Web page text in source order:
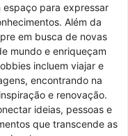
para expressar
Além da
em busca de novas
mundo e enriqueçam
incluem viajar e
encontrando na
e renovação.
ideias, pessoas e
que transcende as